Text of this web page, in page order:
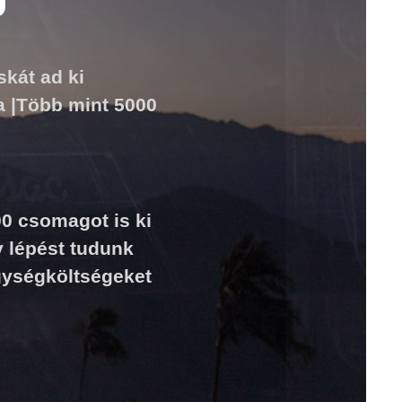
ad ki
|Több mint 5000
csomagot is ki
lépést tudunk